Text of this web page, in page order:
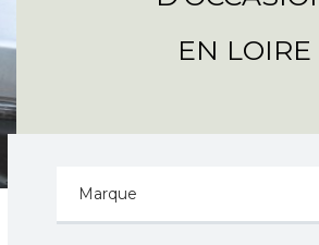
EN LOIRE